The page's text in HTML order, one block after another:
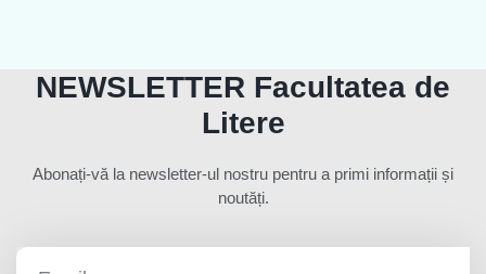
NEWSLETTER Facultatea de
Litere
Abonați-vă la newsletter-ul nostru pentru a primi informații și
noutăți.